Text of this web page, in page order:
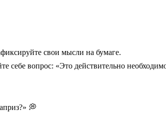
свои мысли на бумаге.
себе вопрос: «Это действительно
💭